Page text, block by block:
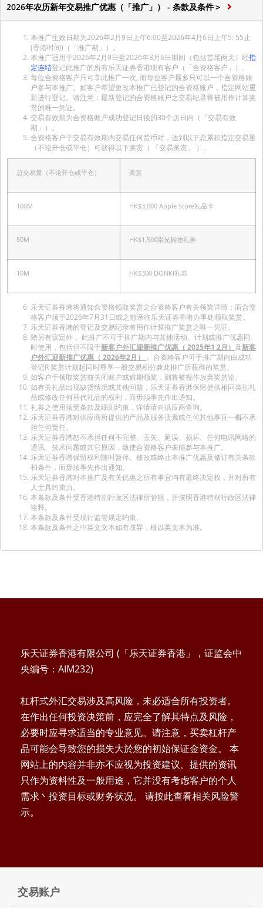
2026年农历新年交易推广优惠（「推广」） - 条款及条件＞
本推广生效日期为2026年2月9日上午6:00至2026年4月6日上午5: 55止
(香港时间)（「推广期」）。
本推广适用于2026年2月9日至2026年3月6日期间（包括首尾两天）经指
定连结登记此推广的所有乐天证券香港现有客户（「合资格客户」）。
每位合资格客户只可享此推广一次, 而每位客户最多只可以一个合资格账
户参与本推广。如客户希望更改本推广已登记的合资格账户，指定网站重
新进行登记。请注意：最新登记的合资格账户之交易纪录将被用作计算奖
赏的唯一凭证。
交易有效期为合资格账户成功登记日後的30个历日内（「交易有效
期」）。
合资格客户于交易有效期内交易任何货币对，达到以下总累积指定交易量
（不论开仓或平仓）可获得以下奖赏（ 「交易奖赏」 ）。
总交易量（不论开仓或平仓） 奖赏
100M HK$3,000 Apple Store礼品卡
50M HK$1,500崇光购物礼券
10M HK$300 DONKI礼券
乐天证券香港将通知合资格领取奖赏之合资格客户有关领奖详情；而合资
格客户须于2026年7月31日或之前亲临乐天证券香港办事处领取奖赏。
乐天证券香港的登记及交易纪录将用作计算推广奖赏之唯一凭证。
除另有议定外， 此推广不可于推广期内与其他活动、计划或推广优惠同
时使用，包括但不限于新客户外汇迎新推广优惠（ 2025年1 2月） 及新客
户外汇迎新推广优惠（ 2026年2月） 。合资格客户可于推广期内由成功
登记R 奖赏计划起同时尊享一般交易积分兼此推广所获得的奖赏。
如客户于领取奖赏前关闭账户或逾期领奖，则将被视作放弃奖赏论。
如有关礼品出现缺货情况或其他问题，乐天证券香港保留提供相同类别礼
品或修改任何替代礼品的权利，而毋须事先作出通知。
礼券之使用须受条款及细则约束，详情请向供应商查询。
乐天证券香港对供应商所提供的产品及服务质素或任何其他事宜一概不承
担任何责任。
乐天证券香港恕不承担任何不完整、丢失、延误、损坏、任何电讯网络的
通讯、技术问题或其它原因，致使合资格客户未能参与本推广。
乐天证券香港保留权利随时暂停、修改或终止本推广优惠及修订有关条款
和条件，而毋须事先作出通知。
乐天证券香港对本推广及有关优惠之所有事宜均有最终决定权，并对所有
人士具约束力。
本条款及条件受香港特别行政区法律所管辖，并按照香港特别行政区法律
诠释。
本条款及条件受现行监管规定约束。
本条款及条件之中英文文本如有歧异，概以英文本为准。
乐天证券香港有限公司 (「乐天证券香港」，证监会中
央编号：AIM232)
杠杆式外汇交易涉及高风险，未必适合所有投资者。
在作出任何投资决策前，应完全了解其特点及风险，
必要时应寻求适当的专业意见。请注意，买卖杠杆产
品可能会导致您的损失大於您的初始保证金资金。 本
网站上的内容并非亦不应视为投资建议。提供的资讯
只作为资料性及一般用途，它并没有考虑客户的个人
需求丶投资目标或财务状况。 请按此查看相关风险警
示。
交易账户